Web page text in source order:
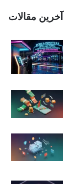
آخرین مقالات